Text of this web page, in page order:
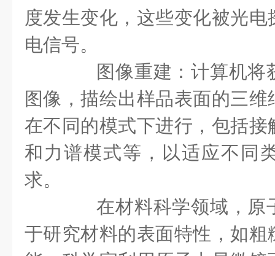
度发生变化，这些变化被光
电信号。
图像重建：计算机将
图像，描绘出样品表面的三
在不同的模式下进行，包括
和力谱模式等，以适应不同
求。
在材料科学领域，原
于研究材料的表面特性，如